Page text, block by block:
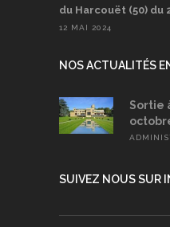
du Harcouët (50) du
12 MAI 2024
NOS ACTUALITÉS
Sortie
SUIVEZ NOUS SUR